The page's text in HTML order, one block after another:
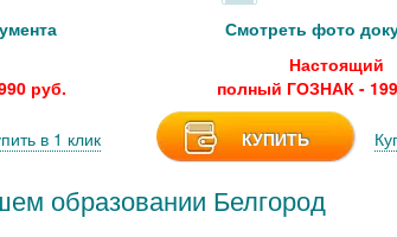
руб.
в 1 клик
Смотреть фото
Настоящий
полный ГОЗНАК -
КУПИТЬ
образовании Белгород